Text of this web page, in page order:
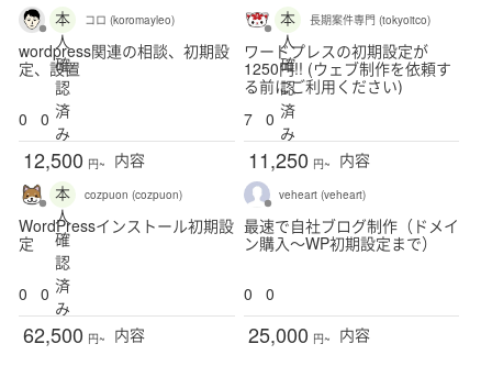
本
人
確
認
済
み
コロ (koromayleo)
wordpress関連の相談、初期設
定、設置
0 0
12,500 円~ 内容
本
人
確
認
済
み
長期案件専門 (tokyoitco)
ワードプレスの初期設定が
1250円!! (ウェブ制作を依頼す
る前にご利用ください)
7
0
11,250 円~
内容
本
人
確
認
済
み
cozpuon (cozpuon)
WordPressインストール初期設
定
0 0
62,500 円~ 内容
veheart (veheart)
最速で自社ブログ制作（ドメイ
ン購入〜WP初期設定まで）
0 0
25,000 円~ 内容